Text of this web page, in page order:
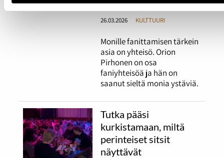
keikkareissu tiedossa"
26.03.2026 KULTTUURI
Monille fanittamisen tärkein
asia on yhteisö. Orion
Pirhonen on osa
faniyhteisöä ja hän on
saanut sieltä monia ystäviä.
Tutka pääsi
kurkistamaan, miltä
perinteiset sitsit
näyttävät